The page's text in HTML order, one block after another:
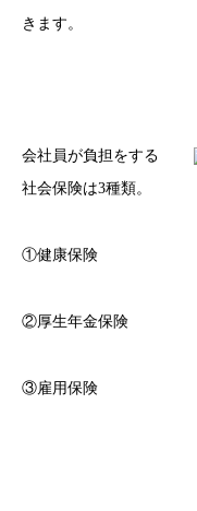
きます。
会社員が負担をする
社会保険は3種類。
①健康保険
②厚生年金保険
③雇用保険